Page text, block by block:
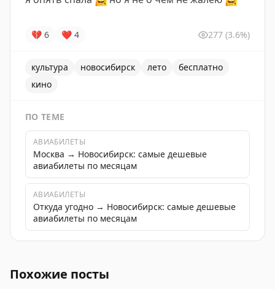
💔 6 ❤ 4 277 (3.6%)
культура новосибирск лето
бесплатно
кино
ПО ТЕМЕ
АВИАБИЛЕТЫ
Москва → Новосибирск: самые дешевые
авиабилеты по месяцам
АВИАБИЛЕТЫ
Откуда угодно → Новосибирск: самые дешевые
авиабилеты по месяцам
Похожие посты